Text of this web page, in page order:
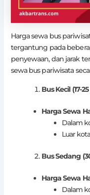
Harga sewa bus
tergantung pada
penyewaan, dan jarak
sewa bus pariwisata
Bus Kecil (17-
Harga Sewa
Dalam
Luar
Bus Sedang
Harga Sewa
Dalam